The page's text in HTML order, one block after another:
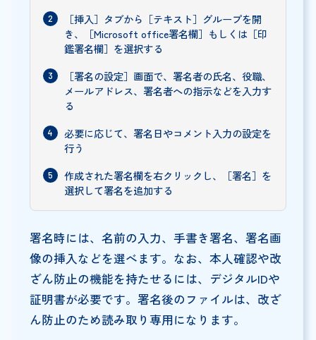
［挿入］タブから［テキスト］グループを開
き、［Microsoft office署名欄］もしくは［印
鑑署名欄］を選択する
［署名の設定］画面で、署名者の氏名、役職、
メールアドレス、署名者への指示などを入力す
る
必要に応じて、署名日やコメント入力の設定を
行う
作成された署名欄を右クリックし、［署名］を
選択して署名を追加する
署名時には、名前の入力、手書き署名、署名画
像の挿入などを選べます。なお、本人確認や改
ざん防止の機能を持たせるには、デジタルIDや
証明書が必要です。署名後のファイルは、改ざ
ん防止のため読み取り専用になります。